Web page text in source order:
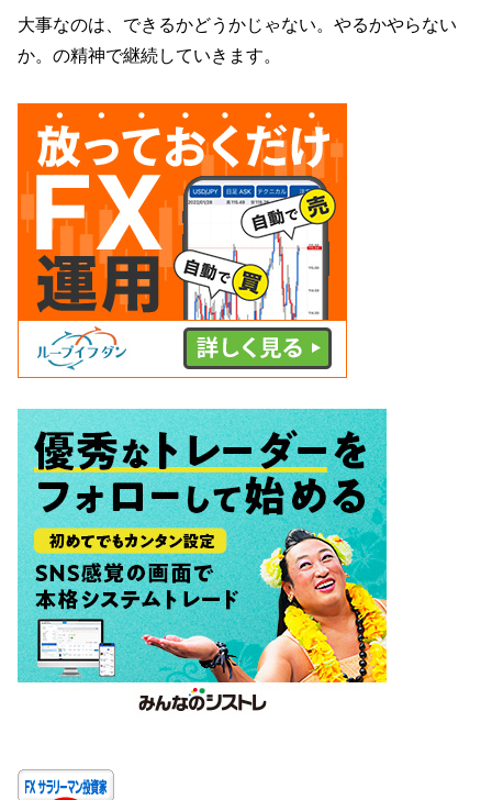
大事なのは、できるかどうかじゃない。やるかやらない
か。の精神で継続していきます。